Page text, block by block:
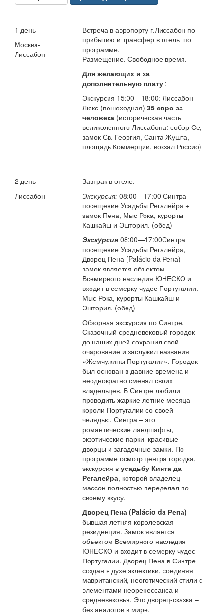
1 день
Москва-
Лиссабон
Встреча в аэропорту г.Лиссабон по
прибытию и трансфер в отель по
программе.
Размещение. Свободное время.
Для желающих и за
дополнительную плату :
Экскурсия 15:00—18:00: Лиссабон
Люкс (пешеходная)35 евро за
человека (историческая часть
великолепного Лиссабона: собор Се,
замок Св. Георгия, Санта Жушта,
площадь Коммерции, вокзал Россио)
2 день
Лиссабон
Завтрак в отеле.
Экскурсия: 08:00—17:00 Синтра
посещение Усадьбы Регалейра +
замок Пена, Мыс Рока, курорты
Кашкайш и Эшторил. (обед)
Экскурсия08:00—17:00Синтра
посещение Усадьбы Регалейра,
Дворец Пена (Palácio da Реnа) –
замок является объектом
Всемирного наследия ЮНЕСКО и
входит в семерку чудес Португалии.
Мыс Рока, курорты Кашкайш и
Эшторил. (обед)
Обзорная экскурсия по Синтре.
Сказочный средневековый городок
до наших дней сохранил свой
очарование и заслужил названия
«Жемчужины Португалии». Городок
был основан в давние времена и
неоднократно сменял своих
владельцев. В Синтре любили
проводить жаркие летние месяца
короли Португалии со своей
челядью. Синтра – это
романтические ландшафты,
экзотические парки, красивые
дворцы и загадочные замки. По
программе осмотр центра городка,
экскурсия вусадьбу Кинта да
Регалейра, которой владелец-
массон полностью переделал по
своему вкусу.
Дворец Пена (Palácio da Реnа) –
бывшая летняя королевская
резиденция. Замок является
объектом Всемирного наследия
ЮНЕСКО и входит в семерку чудес
Португалии. Дворец Пена в Синтре
создан в духе эклектики, соединяя
мавританский, неоготический стили с
элементами неоренессанса и
средневековья. Это дворец-сказка –
без аналогов в мире.